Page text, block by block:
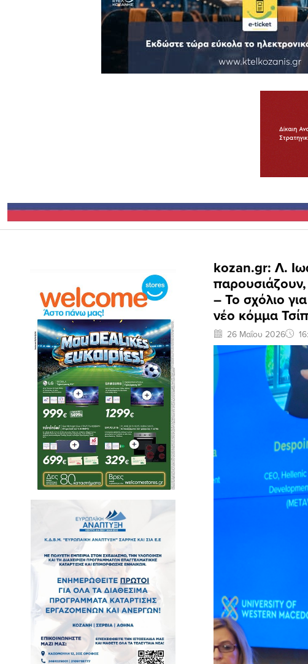
kozan.gr: Λ.
– Το σχόλιο
νέο κόμμα
26 Μαΐου 2026